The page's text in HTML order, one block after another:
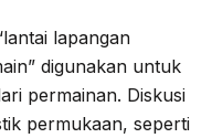
lapangan
digunakan untuk
permainan. Diskusi
permukaan, seperti